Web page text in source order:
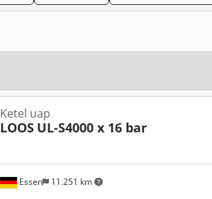
Essen 11.251 km
Ketel uap
LOOS UL-S4000 x 16 bar